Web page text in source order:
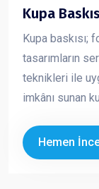
Kupa
Kupa baskısı;
tasarımların
teknikleri ile
imkânı sunan
biridirHemen